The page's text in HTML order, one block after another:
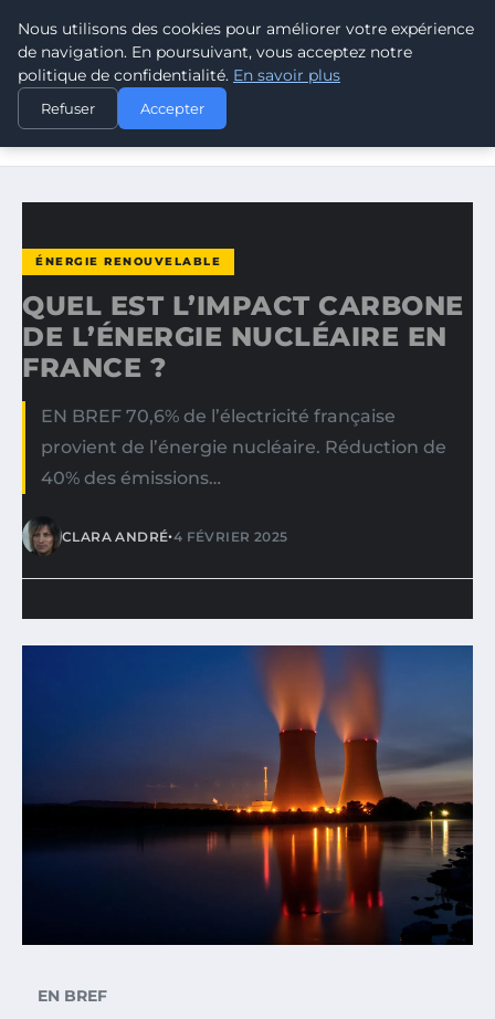
CLIMATE RESPONSE BLOG
ACCUEIL
ÉNERGIE RENOUVELABLE
QUEL EST L’IMPACT CARBONE DE L’ÉNERGIE NUCLÉAIRE
ÉNERGIE RENOUVELABLE
QUEL EST L’IMPACT CARBONE
DE L’ÉNERGIE NUCLÉAIRE EN
FRANCE ?
EN BREF 70,6% de l’électricité française
provient de l’énergie nucléaire. Réduction de
40% des émis­sions…
CLARA ANDRÉ•4 FÉVRIER 2025
EN BREF
Nous utilisons des cookies pour améliorer votre expérience
de navigation. En poursuivant, vous acceptez notre
politique de confidentialité. En savoir plus
Refuser Accepter